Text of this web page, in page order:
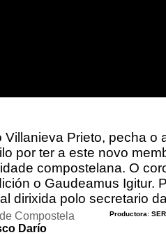
Villanieva Prieto, pecha o
por ter a este novo
compostelana. O
o Gaudeamus Igitur.
dirixida polo secretario
Productora:
Compostela
Darío